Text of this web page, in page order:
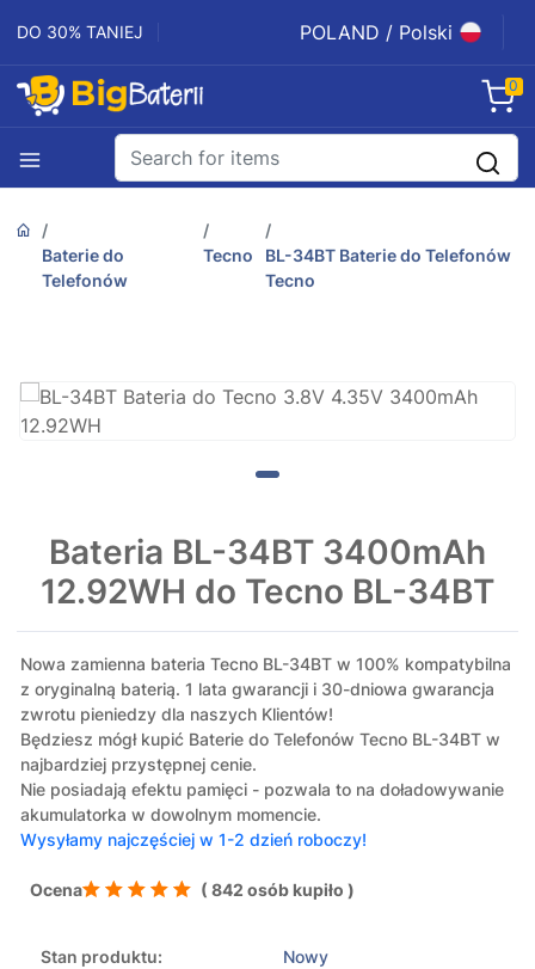
DO 30% TANIEJ POLAND / Polski
0
Baterie do
Telefonów
Tecno
BL-34BT Baterie do Telefonów
Tecno
Bateria BL-34BT 3400mAh
12.92WH do Tecno BL-34BT
Nowa zamienna bateria Tecno BL-34BT w 100% kompatybilna
z oryginalną baterią. 1 lata gwarancji i 30-dniowa gwarancja
zwrotu pieniedzy dla naszych Klientów!
Będziesz mógł kupić Baterie do Telefonów Tecno BL-34BT w
najbardziej przystępnej cenie.
Nie posiadają efektu pamięci - pozwala to na doładowywanie
akumulatorka w dowolnym momencie.
Wysyłamy najczęściej w 1-2 dzień roboczy!
Ocena ( 842 osób kupiło )
Stan produktu: Nowy